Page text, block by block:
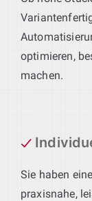
optimieren,
machen.
Sie haben
praxisnahe,